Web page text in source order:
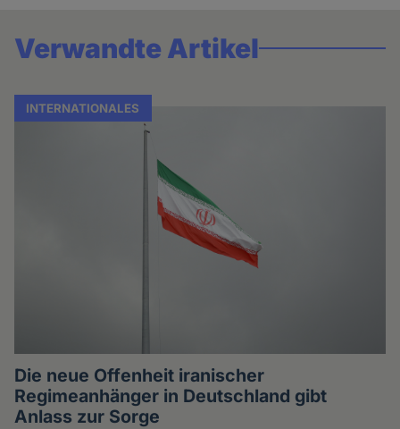
Verwandte Artikel
INTERNATIONALES
Die neue Offenheit iranischer
Regimeanhänger in Deutschland gibt
Anlass zur Sorge